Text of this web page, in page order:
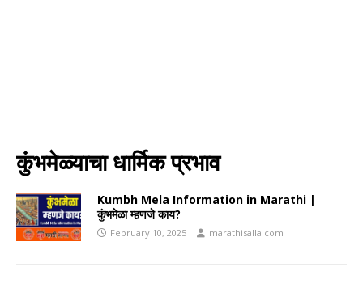
कुंभमेळ्याचा धार्मिक प्रभाव
Kumbh Mela Information in Marathi |
कुंभमेळा म्हणजे काय?
February 10, 2025 marathisalla.com